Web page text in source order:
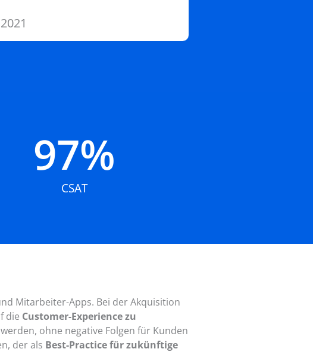
2021
CSAT
97%
Mitarbeiter-Apps. Bei der Akquisition
die Customer-Experience zu
ohne negative Folgen für Kunden
der als Best-Practice für zukünftige